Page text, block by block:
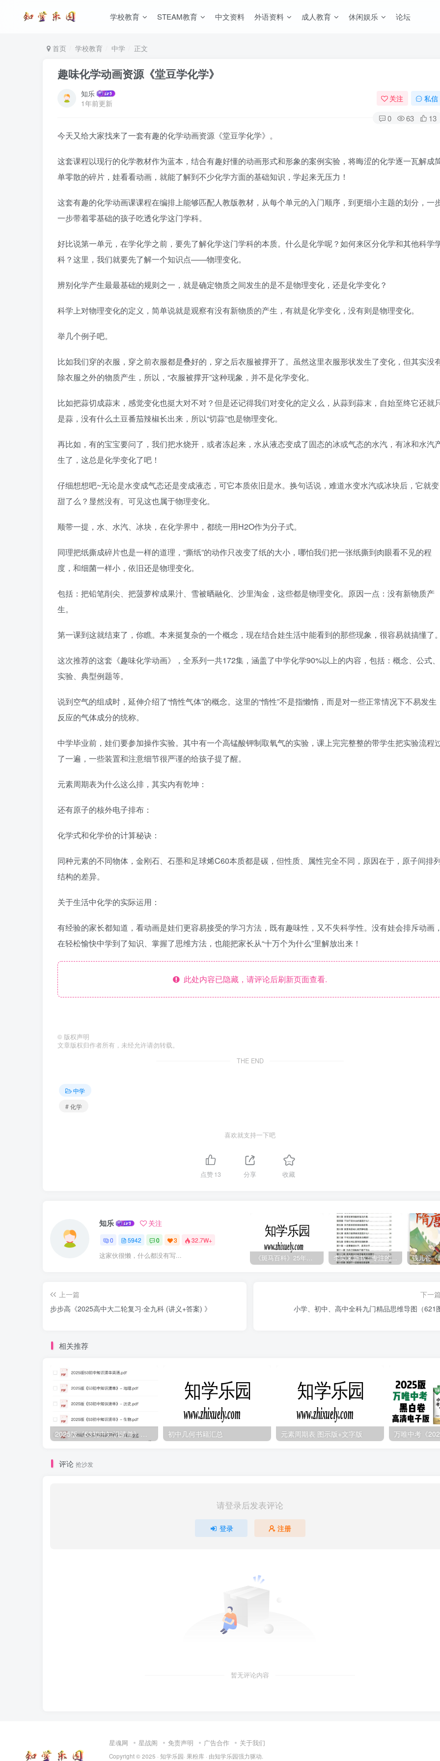
学校教育 STEAM教育 中文资料 外语资料 成人教育 休闲娱乐 论坛
首页 学校教育 中学 正文
趣味化学动画资源《堂豆学化学》
知乐
1年前更新
关注 私信
0 63 13
今天又给大家找来了一套有趣的化学动画资源《堂豆学化学》。
这套课程以现行的化学教材作为蓝本，结合有趣好懂的动画形式和形象的案例实验，将晦涩的化学逐一瓦解成
单零散的碎片，娃看看动画，就能了解到不少化学方面的基础知识，学起来无压力！
这套有趣的化学动画课课程在编排上能够匹配人教版教材，从每个单元的入门顺序，到更细小主题的划分，一
一步带着零基础的孩子吃透化学这门学科。
好比说第一单元，在学化学之前，要先了解化学这门学科的本质。什么是化学呢？如何来区分化学和其他科学
科？这里，我们就要先了解一个知识点——物理变化。
辨别化学产生最最基础的规则之一，就是确定物质之间发生的是不是物理变化，还是化学变化？
科学上对物理变化的定义，简单说就是观察有没有新物质的产生，有就是化学变化，没有则是物理变化。
举几个例子吧。
比如我们穿的衣服，穿之前衣服都是叠好的，穿之后衣服被撑开了。虽然这里衣服形状发生了变化，但其实没
除衣服之外的物质产生，所以，“衣服被撑开”这种现象，并不是化学变化。
比如把蒜切成蒜末，感觉变化也挺大对不对？但是还记得我们对变化的定义么，从蒜到蒜末，自始至终它还就
是蒜，没有什么土豆番茄辣椒长出来，所以“切蒜”也是物理变化。
再比如，有的宝宝要问了，我们把水烧开，或者冻起来，水从液态变成了固态的冰或气态的水汽，有冰和水汽
生了，这总是化学变化了吧！
仔细想想吧~无论是水变成气态还是变成液态，可它本质依旧是水。换句话说，难道水变水汽或冰块后，它就变
甜了么？显然没有。可见这也属于物理变化。
顺带一提，水、水汽、冰块，在化学界中，都统一用H2O作为分子式。
同理把纸撕成碎片也是一样的道理，“撕纸”的动作只改变了纸的大小，哪怕我们把一张纸撕到肉眼看不见的程
度，和细菌一样小，依旧还是物理变化。
包括：把铅笔削尖、把菠萝榨成果汁、雪被晒融化、沙里淘金，这些都是物理变化。原因一点：没有新物质产
生。
第一课到这就结束了，你瞧。本来挺复杂的一个概念，现在结合娃生活中能看到的那些现象，很容易就搞懂了
这次推荐的这套《趣味化学动画》，全系列一共172集，涵盖了中学化学90%以上的内容，包括：概念、公式、
实验、典型例题等。
说到空气的组成时，延伸介绍了“惰性气体”的概念。这里的“惰性”不是指懒惰，而是对一些正常情况下不易发生
反应的气体成分的统称。
中学毕业前，娃们要参加操作实验。其中有一个高锰酸钾制取氧气的实验，课上完完整整的带学生把实验流程
了一遍，一些装置和注意细节很严谨的给孩子提了醒。
元素周期表为什么这么排，其实内有乾坤：
还有原子的核外电子排布：
化学式和化学价的计算秘诀：
同种元素的不同物体，金刚石、石墨和足球烯C60本质都是碳，但性质、属性完全不同，原因在于，原子间排
结构的差异。
关于生活中化学的实际运用：
有经验的家长都知道，看动画是娃们更容易接受的学习方法，既有趣味性，又不失科学性。没有娃会排斥动画
在轻松愉快中学到了知识、掌握了思维方法，也能把家长从“十万个为什么”里解放出来！
此处内容已隐藏，请评论后刷新页面查看.
© 版权声明
文章版权归作者所有，未经允许请勿转载。
THE END
中学
# 化学
喜欢就支持一下吧
点赞13 分享 收藏
知乐 关注
0 5942 0 3 32.7W+
这家伙很懒，什么都没有写... 《斑马百科》25年最新30科全套高清视频 李笑来新书：专注的真相 [PDF]
上一篇
步步高《2025高中大二轮复习·全九科 (讲义+答案) 》
下一
小学、初中、高中全科九门精品思维导图（621
相关推荐
初中几何书籍汇总 元素周期表 图示版+文字版
评论 抢沙发
请登录后发表评论
登录 注册
暂无评论内容
星魂网 星战阁 免责声明 广告合作 关于我们
Copyright © 2025 · 知学乐园· 果粉库 · 由知学乐园强力驱动.